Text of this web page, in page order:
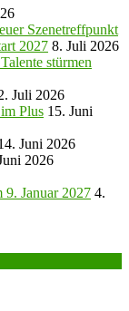
Szenetreffpunkt
2027 8. Juli 2026
stürmen
Juli 2026
Plus 15. Juni
Juni 2026
2026
9. Januar 2027 4.